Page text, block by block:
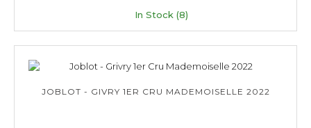
In Stock (8)
JOBLOT - GIVRY 1ER CRU MADEMOISELLE 2022